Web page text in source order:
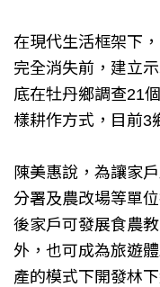
在現代生活框架下
完全消失前，建立
底在牡丹鄉調查21
樣耕作方式，目前3
陳美惠說，為讓家
分署及農改場等單
後家戶可發展食農
外，也可成為旅遊
產的模式下開發林下